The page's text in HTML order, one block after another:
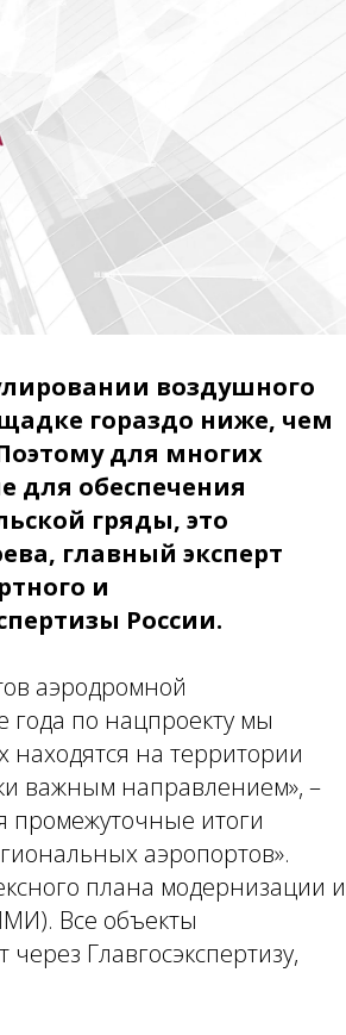
воздушного
гораздо ниже, чем
для многих
для обеспечения
гряды, это
главный эксперт
и
России.
аэродромной
года по нацпроекту мы
находятся на территории
важным направлением», –
промежуточные итоги
аэропортов».
плана модернизации и
Все объекты
Главгосэкспертизу,